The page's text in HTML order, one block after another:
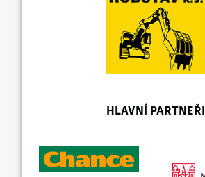
HLAVNÍ PARTNEŘI